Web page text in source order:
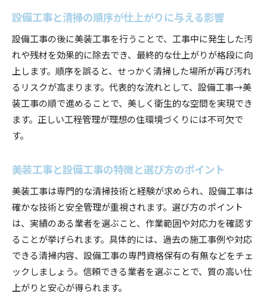
美装工事どこまで対応可能か事例で紹介
設備工事に合わせた美装工事の費用感を把握
美装工事内容を理解し設備工事後の計画に役立
てる
新築で押さえたい設備工事と清掃のポイント
新築時に重要な設備工事と美装工事のポイント
設備工事後のクリーニングで新築をより快適に
美装工事の内容を押さえて理想の新築仕上げ
新築で失敗しない設備工事と清掃のチェック項
目
建設業許可と美装工事の関係を探る
設備工事と美装工事に必要な建設業許可の基礎
知識
美装工事と設備工事の許可要件を解説
設備工事と清掃の順序が仕上がりに与える影響
設備工事の後に美装工事を行うことで、工事中に発生した汚
れや残材を効果的に除去でき、最終的な仕上がりが格段に向
上します。順序を誤ると、せっかく清掃した場所が再び汚れ
るリスクが高まります。代表的な流れとして、設備工事→美
装工事の順で進めることで、美しく衛生的な空間を実現でき
ます。正しい工程管理が理想の住環境づくりには不可欠で
す。
美装工事と設備工事の特徴と選び方のポイント
美装工事は専門的な清掃技術と経験が求められ、設備工事は
確かな技術と安全管理が重視されます。選び方のポイント
は、実績のある業者を選ぶこと、作業範囲や対応力を確認す
ることが挙げられます。具体的には、過去の施工事例や対応
できる清掃内容、設備工事の専門資格保有の有無などをチェ
ックしましょう。信頼できる業者を選ぶことで、質の高い仕
上がりと安心が得られます。